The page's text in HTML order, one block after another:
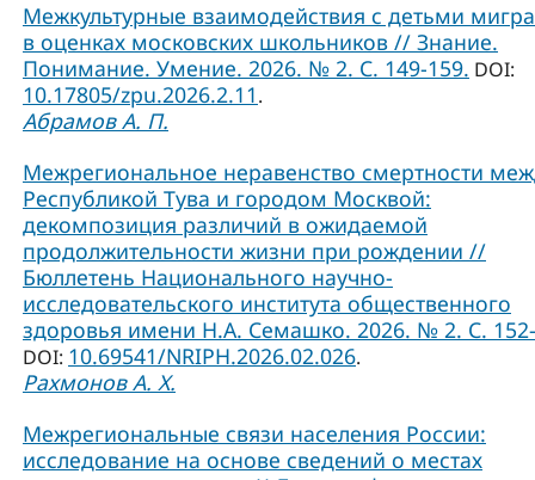
Межкультурные взаимодействия с детьми
в оценках московских школьников // Знание.
Понимание. Умение. 2026. № 2. С. 149-159. DOI:
10.17805/zpu.2026.2.11.
Абрамов А. П.
Межрегиональное неравенство смертности
Республикой Тува и городом Москвой:
декомпозиция различий в ожидаемой
продолжительности жизни при рождении //
Бюллетень Национального научно-
исследовательского института общественного
здоровья имени Н.А. Семашко. 2026. № 2. С.
DOI: 10.69541/NRIPH.2026.02.026.
Рахмонов А. Х.
Межрегиональные связи населения России:
исследование на основе сведений о местах